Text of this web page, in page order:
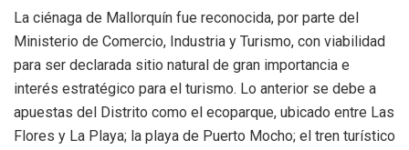
La ciénaga de Mallorquín fue reconocida, por parte del
Ministerio de Comercio, Industria y Turismo, con viabilidad
para ser declarada sitio natural de gran importancia e
interés estratégico para el turismo. Lo anterior se debe a
apuestas del Distrito como el ecoparque, ubicado entre Las
Flores y La Playa; la playa de Puerto Mocho; el tren turístico